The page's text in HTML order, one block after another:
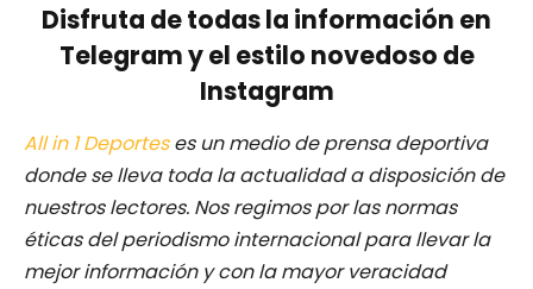
Disfruta de todas la información en
Telegram y el estilo novedoso de
Instagram
All in 1 Deporteses un medio de prensa deportiva
donde se lleva toda la actualidad a disposición de
nuestros lectores. Nos regimos por las normas
éticas del periodismo internacional para llevar la
mejor información y con la mayor veracidad